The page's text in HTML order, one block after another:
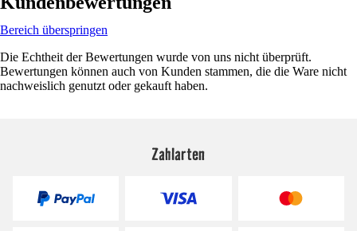
Bereich überspringen
Die Echtheit der Bewertungen wurde von uns nicht überprüft.
Bewertungen können auch von Kunden stammen, die die Ware nicht
nachweislich genutzt oder gekauft haben.
Zahlarten